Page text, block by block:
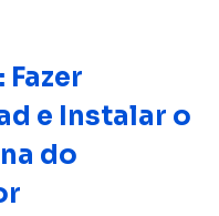
Fazer
e Instalar o
do